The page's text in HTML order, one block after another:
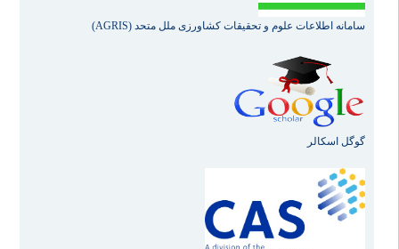
سامانه اطلاعات علوم و تحقیقات کشاورزی ملل متحد (AGRIS)
گوگل اسکالر